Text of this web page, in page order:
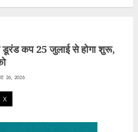
कप 25 जुलाई से होगा शुरू,
X
26, 2026